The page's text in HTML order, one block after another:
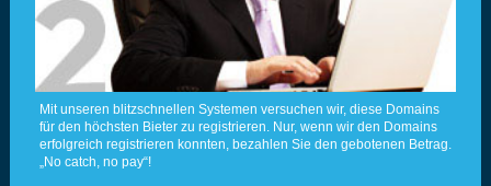
Mit unseren blitzschnellen Systemen versuchen wir, diese Domains
für den höchsten Bieter zu registrieren. Nur, wenn wir den Domains
erfolgreich registrieren konnten, bezahlen Sie den gebotenen Betrag.
„No catch, no pay“!